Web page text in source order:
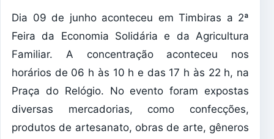
Dia 09 de junho aconteceu em Timbiras a 2ª
Feira da Economia Solidária e da Agricultura
Familiar. A concentração aconteceu nos
horários de 06 h às 10 h e das 17 h às 22 h, na
Praça do Relógio. No evento foram expostas
diversas mercadorias, como confecções,
produtos de artesanato, obras de arte, gêneros